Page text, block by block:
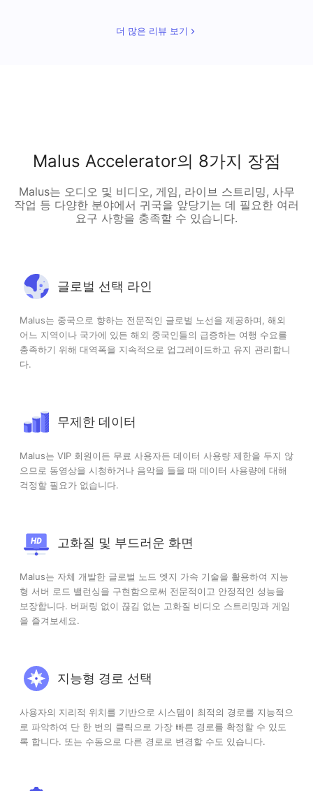
더 많은 리뷰 보기
Malus Accelerator의 8가지 장점
Malus는 오디오 및 비디오, 게임, 라이브 스트리밍, 사무
작업 등 다양한 분야에서 귀국을 앞당기는 데 필요한 여러
요구 사항을 충족할 수 있습니다.
글로벌 선택 라인
Malus는 중국으로 향하는 전문적인 글로벌 노선을 제공하며, 해외
어느 지역이나 국가에 있든 해외 중국인들의 급증하는 여행 수요를
충족하기 위해 대역폭을 지속적으로 업그레이드하고 유지 관리합니
다.
무제한 데이터
Malus는 VIP 회원이든 무료 사용자든 데이터 사용량 제한을 두지 않
으므로 동영상을 시청하거나 음악을 들을 때 데이터 사용량에 대해
걱정할 필요가 없습니다.
고화질 및 부드러운 화면
Malus는 자체 개발한 글로벌 노드 엣지 가속 기술을 활용하여 지능
형 서버 로드 밸런싱을 구현함으로써 전문적이고 안정적인 성능을
보장합니다. 버퍼링 없이 끊김 없는 고화질 비디오 스트리밍과 게임
을 즐겨보세요.
지능형 경로 선택
사용자의 지리적 위치를 기반으로 시스템이 최적의 경로를 지능적으
로 파악하여 단 한 번의 클릭으로 가장 빠른 경로를 확정할 수 있도
록 합니다. 또는 수동으로 다른 경로로 변경할 수도 있습니다.